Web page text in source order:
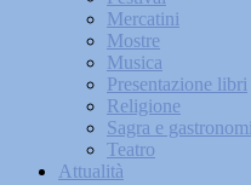
Mercatini
Mostre
Musica
Presentazione libri
Religione
Sagra e
Teatro
Attualità